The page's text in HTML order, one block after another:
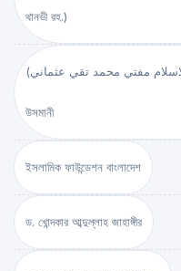
থানভী রহ.)
(شيخ الاسلام مفتي محمد تقي عثماني) শাইখুল ইসলাম মুফতী মুহাম্মদ তাকী
উসমানী
ইসলামিক ফাউন্ডেশন বাংলাদেশ
ড. খোন্দকার আব্দুল্লাহ জাহাঙ্গীর